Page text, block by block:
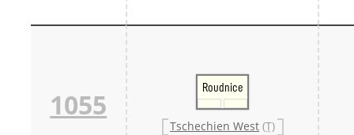
1055
Roudnice
Tschechien West (T)